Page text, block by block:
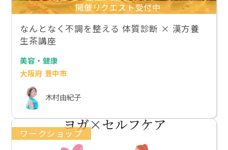
開催リクエスト受付中
なんとなく不調を整える 体質診断 × 漢方養
生茶講座
美容・健康
大阪府 豊中市
木村由紀子
ワークショップ